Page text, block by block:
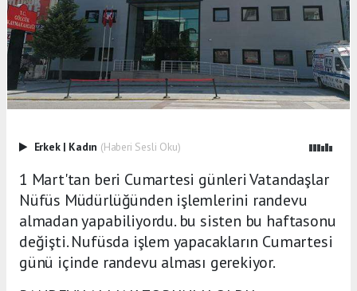
Erkek | Kadın (Haberi Sesli Oku)
1 Mart'tan beri Cumartesi günleri Vatandaşlar
Nüfüs Müdürlüğünden işlemlerini randevu
almadan yapabiliyordu. bu sisten bu haftasonu
değişti. Nufüsda işlem yapacakların Cumartesi
günü içinde randevu alması gerekiyor.